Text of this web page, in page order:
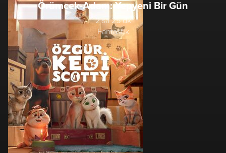
Örümcek-Adam: Yepyeni Bir Gün
2 sa 25 dk
Fantastik